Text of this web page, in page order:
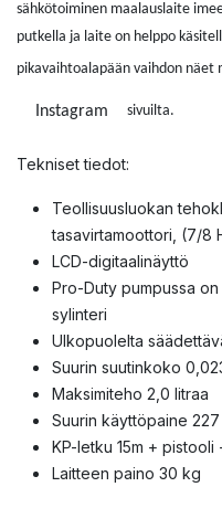
sähkötoiminen maalauslaite
putkella ja laite on helppo
pikavaihtoalapään vaihdon näet
Instagram sivuilta.
Tekniset tiedot:
Teollisuusluokan
tasavirtamoottori, (7/8
LCD-digitaalinäyttö
Pro-Duty pumpussa
sylinteri
Ulkopuolelta
Suurin suutinkoko
Maksimiteho 2,0 litraa
Suurin käyttöpaine 227
KP-letku 15m + pistooli
Laitteen paino 30 kg